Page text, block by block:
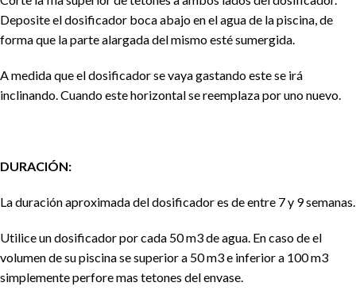
Deposite el dosificador boca abajo en el agua de la piscina, de
forma que la parte alargada del mismo esté sumergida.
A medida que el dosificador se vaya gastando este se irá
inclinando. Cuando este horizontal se reemplaza por uno nuevo.
DURACIÓN:
La duración aproximada del dosificador es de entre 7 y 9 semanas.
Utilice un dosificador por cada 50 m3 de agua. En caso de el
volumen de su piscina se superior a 50 m3 e inferior a 100 m3
simplemente perfore mas tetones del envase.